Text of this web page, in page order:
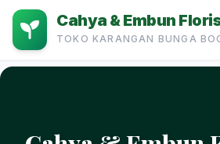
Cahya & Embun
TOKO KARANGAN BUNGA